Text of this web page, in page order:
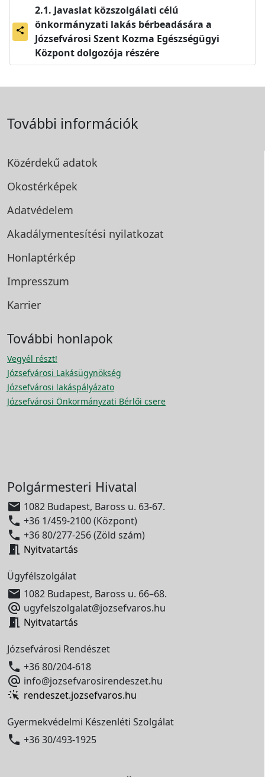
share
Javaslat közszolgálati célú
önkormányzati lakás bérbeadására a
Józsefvárosi Szent Kozma Egészségügyi
Központ dolgozója részére
További információk
Közérdekű adatok
Okostérképek
Adatvédelem
Akadálymentesítési nyilatkozat
Honlaptérkép
Impresszum
Karrier
További honlapok
Vegyél részt!
Józsefvárosi Lakásügynökség
Józsefvárosi lakáspályázato
Józsefvárosi Önkormányzati Bérlői csere
Polgármesteri Hivatal
 1082 Budapest, Baross u. 63-67.
 +36 1/459-2100 (Központ)
 +36 80/277-256 (Zöld szám)
 Nyitvatartás
Ügyfélszolgálat
 1082 Budapest, Baross u. 66–68.
 ugyfelszolgalat@jozsefvaros.hu
 Nyitvatartás
Józsefvárosi Rendészet
 +36 80/204-618
 info@jozsefvarosirendeszet.hu
rendeszet.jozsefvaros.hu
Gyermekvédelmi Készenléti Szolgálat
 +36 30/493-1925